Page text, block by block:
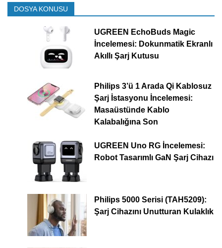
DOSYA KONUSU
UGREEN EchoBuds Magic
İncelemesi: Dokunmatik Ekranlı
Akıllı Şarj Kutusu
Philips 3’ü 1 Arada Qi Kablosuz
Şarj İstasyonu İncelemesi:
Masaüstünde Kablo
Kalabalığına Son
UGREEN Uno RG İncelemesi:
Robot Tasarımlı GaN Şarj Cihazı
Philips 5000 Serisi (TAH5209):
Şarj Cihazını Unutturan Kulaklık